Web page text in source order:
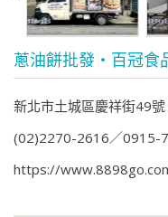
蔥油餅批發‧百冠食
新北市土城區慶祥街49
(02)2270-2616
0915-
https://